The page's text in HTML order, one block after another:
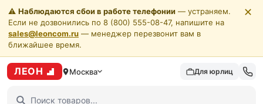
⚠️ Наблюдаются сбои в работе телефонии — устраняем.
Если не дозвонились по 8 (800) 555-08-47, напишите на
sales@leoncom.ru — менеджер перезвонит вам в
ближайшее время.
✕
ЛЕОН Москва Для юрлиц